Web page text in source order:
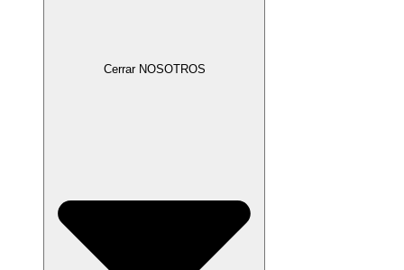
Cerrar NOSOTROS